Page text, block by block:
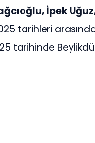
İpek
tarihleri
tarihinde